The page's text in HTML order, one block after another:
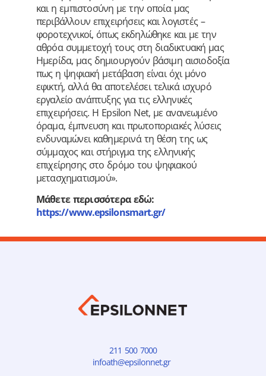
και η εμπιστοσύνη με την οποία μας
περιβάλλουν επιχειρήσεις και λογιστές –
φοροτεχνικοί, όπως εκδηλώθηκε και με την
αθρόα συμμετοχή τους στη διαδικτυακή μας
Ημερίδα, μας δημιουργούν βάσιμη αισιοδοξία
πως η ψηφιακή μετάβαση είναι όχι μόνο
εφικτή, αλλά θα αποτελέσει τελικά ισχυρό
εργαλείο ανάπτυξης για τις ελληνικές
επιχειρήσεις. Η Epsilon Net, με ανανεωμένο
όραμα, έμπνευση και πρωτοποριακές λύσεις
ενδυναμώνει καθημερινά τη θέση της ως
σύμμαχος και στήριγμα της ελληνικής
επιχείρησης στο δρόμο του ψηφιακού
μετασχηματισμού».
Μάθετε περισσότερα εδώ:
https://www.epsilonsmart.gr/
211 500 7000
infoath@epsilonnet.gr